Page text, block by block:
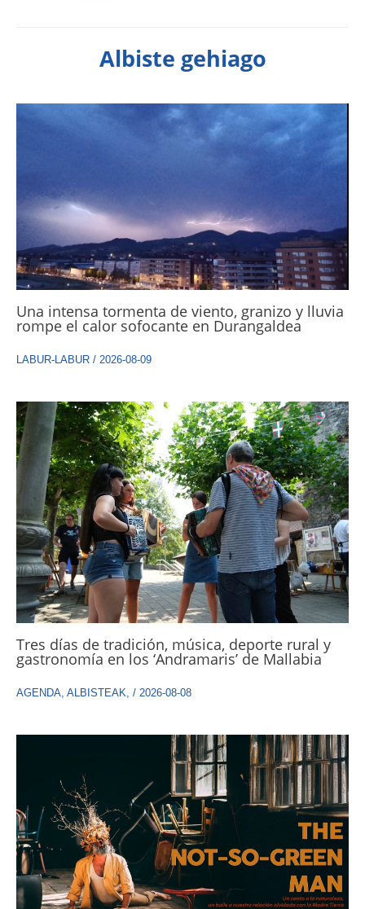
Albiste gehiago
Una intensa tormenta de viento, granizo y lluvia
rompe el calor sofocante en Durangaldea
LABUR-LABUR / 2026-08-09
Tres días de tradición, música, deporte rural y
gastronomía en los ‘Andramaris’ de Mallabia
AGENDA, ALBISTEAK, / 2026-08-08